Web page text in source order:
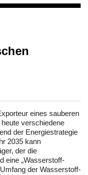
eines sauberen
verschiedene
der Energiestrategie
2035 kann
der die
eine „Wasserstoff-
der Wasserstoff-